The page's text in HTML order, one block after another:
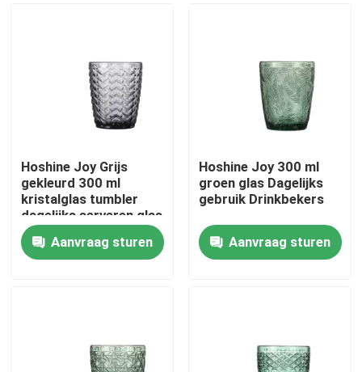
Kwaliteitscontrole
Neem contact met ons op
Vraag een offerte
lege glaspotten
De Flessen van de glasverspreider
Hoshine Joy Grijs
gekleurd 300 ml
kristalglas tumbler
dagelijks serveren glas
voor drank sap
Aanvraag sturen
Hoshine Joy 300 ml
groen glas Dagelijks
gebruik Drinkbekers
Aanvraag sturen